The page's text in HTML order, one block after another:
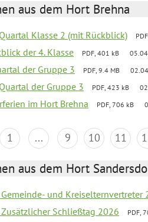
aus dem Hort Brehna
Klasse 2 (mit Rückblick)
der 4. Klasse PDF, 401 kB
der Gruppe 3 PDF, 9.4 MB
der Gruppe 3 PDF, 423 kB
im Hort Brehna PDF, 706 kB
1 ... 9 10 11
aus dem Hort
und Kreiselternvertreter
Schließtag 2026 PDF,